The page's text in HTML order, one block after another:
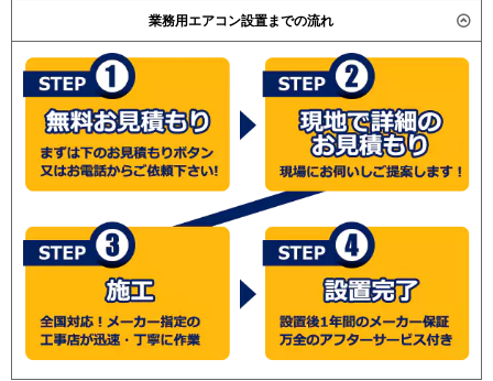
業務用エアコン設置までの流れ